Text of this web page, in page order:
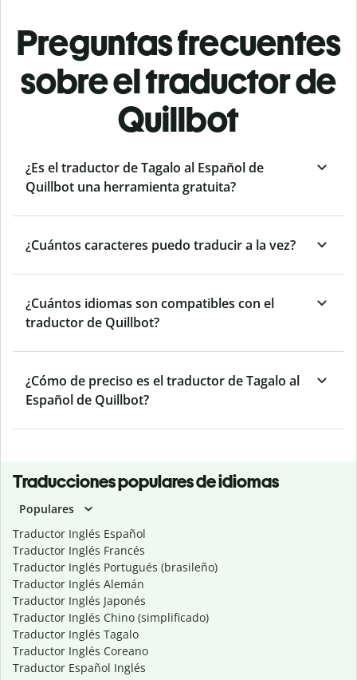
Preguntas frecuentes
sobre el traductor de
Quillbot
¿Es el traductor de Tagalo al Español de
Quillbot una herramienta gratuita?
¿Cuántos caracteres puedo traducir a la vez?
¿Cuántos idiomas son compatibles con el
traductor de Quillbot?
¿Cómo de preciso es el traductor de Tagalo al
Español de Quillbot?
Traducciones populares de idiomas
Populares
Traductor Inglés Español
Traductor Inglés Francés
Traductor Inglés Portugués (brasileño)
Traductor Inglés Alemán
Traductor Inglés Japonés
Traductor Inglés Chino (simplificado)
Traductor Inglés Tagalo
Traductor Inglés Coreano
Traductor Español Inglés